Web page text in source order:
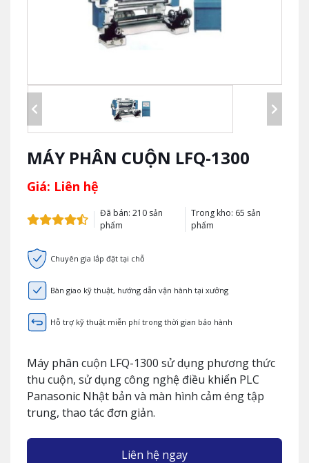
MÁY PHÂN CUỘN LFQ-1300
Giá: Liên hệ
Đã bán: 210 sản
phẩm
Trong kho: 65 sản
phẩm
Chuyên gia lắp đặt tại chỗ
Bàn giao kỹ thuật, hướng dẫn vận hành tại xưởng
Hỗ trợ kỹ thuật miễn phí trong thời gian bảo hành
Máy phân cuộn LFQ-1300 sử dụng phương thức
thu cuộn, sử dụng công nghệ điều khiển PLC
Panasonic Nhật bản và màn hình cảm éng tập
trung, thao tác đơn giản.
Liên hệ ngay